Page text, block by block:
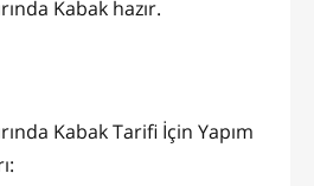
Kabak hazır.
Kabak Tarifi İçin Yapım